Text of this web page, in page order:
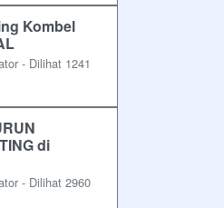
Kombel
- Dilihat 1241
di
- Dilihat 2960